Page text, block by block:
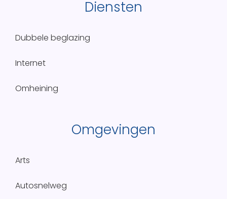
Diensten
Dubbele beglazing
Internet
Omheining
Omgevingen
Arts
Autosnelweg